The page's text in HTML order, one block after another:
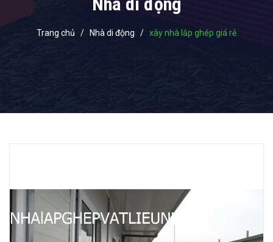
Trang chủ / Nhà di động / xây nhà lắp ghép giá rẻ